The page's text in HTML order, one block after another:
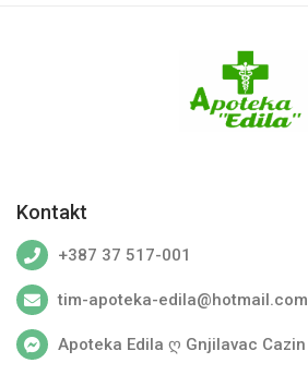
Kontakt
+387 37 517-001
tim-apoteka-edila@hotmail.com
Apoteka Edila ღ Gnjilavac Cazin